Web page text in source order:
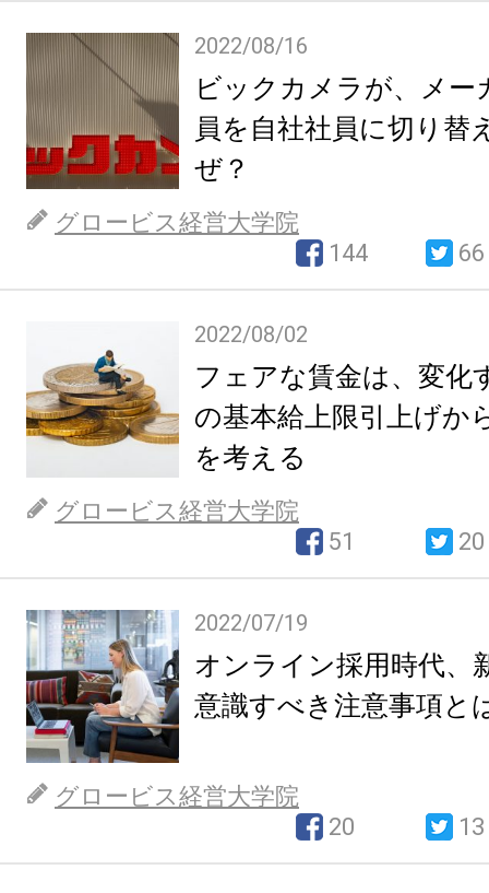
2022/08/16
ビックカメラが、メー
員を自社社員に切り替
ぜ？
グロービス経営大学院
144
66
2022/08/02
フェアな賃金は、変化
の基本給上限引上げか
を考える
グロービス経営大学院
51
20
2022/07/19
オンライン採用時代、
意識すべき注意事項と
グロービス経営大学院
20
13